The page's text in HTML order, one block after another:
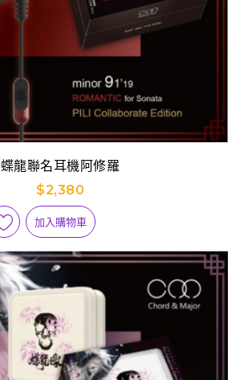
蝶龍聯名耳機阿修羅
$2,380
加入購物車